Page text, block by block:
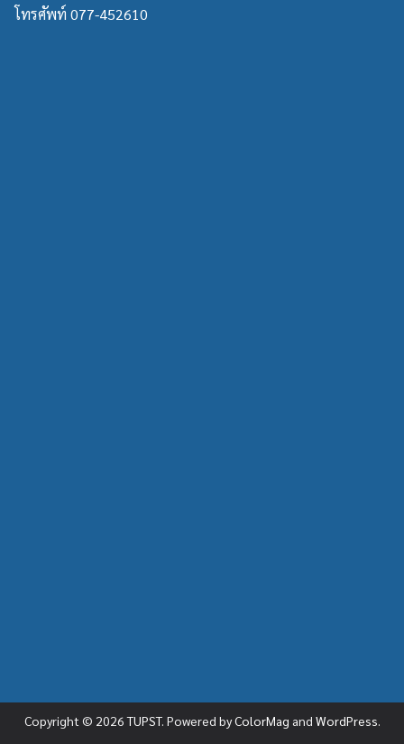
โทรศัพท์ 077-452610
Copyright © 2026TUPST. Powered byColorMag and WordPress.